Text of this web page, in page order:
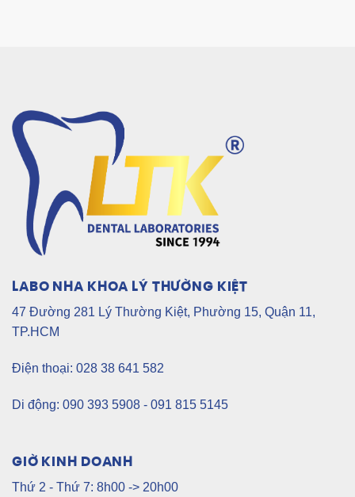
LABO NHA KHOA LÝ THƯỜNG KIỆT
47 Đường 281 Lý Thường Kiệt, Phường 15, Quận 11,
TP.HCM
Điện thoại: 028 38 641 582
Di động: 090 393 5908 - 091 815 5145
GIỜ KINH DOANH
Thứ 2 - Thứ 7: 8h00 -> 20h00